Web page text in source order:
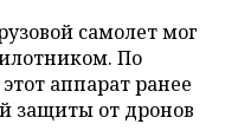
самолет мог
По
аппарат ранее
защиты от дронов